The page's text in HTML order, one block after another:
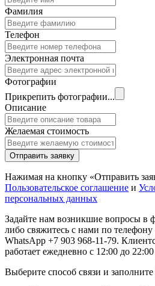
Фамилия
Телефон
Электронная почта
Фотографии
Прикрепить фотографии...
Описание
Желаемая стоимость
Отправить заявку
Нажимая на кнопку «Отправить
Пользовательское соглашение и
персональных данных
Задайте нам возникшие вопросы в
либо свяжитесь с нами по
WhatsApp +7 903 968-11-79.
работает ежедневно с 12:00 до
Выберите способ связи и